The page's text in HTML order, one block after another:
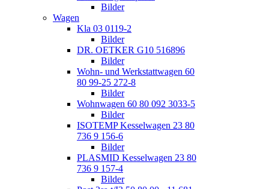
Bilder
Wagen
Kla 03 0119-2
Bilder
DR. OETKER G10 516896
Bilder
Wohn- und Werkstattwagen 60
80 99-25 272-8
Bilder
Wohnwagen 60 80 092 3033-5
Bilder
ISOTEMP Kesselwagen 23 80
736 9 156-6
Bilder
PLASMID Kesselwagen 23 80
736 9 157-4
Bilder